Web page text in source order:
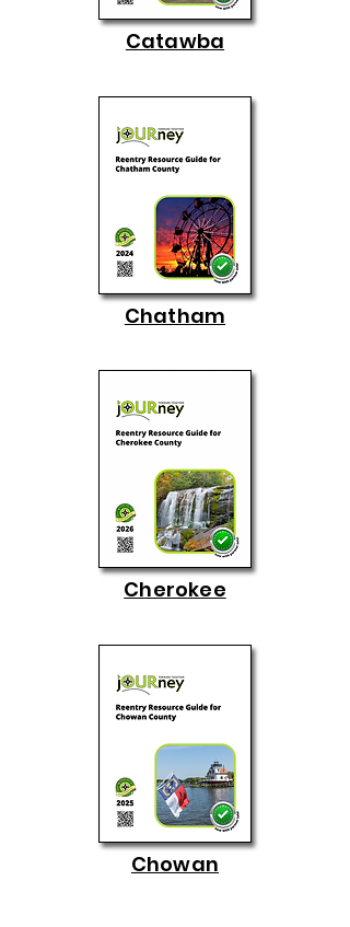
Catawba
Chatham
Cherokee
Chowan